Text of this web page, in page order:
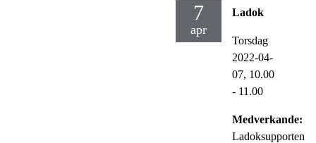
7
apr
Ladok
Torsdag
2022-04-
07, 10.00
- 11.00
Medverkande:
Ladoksupporten